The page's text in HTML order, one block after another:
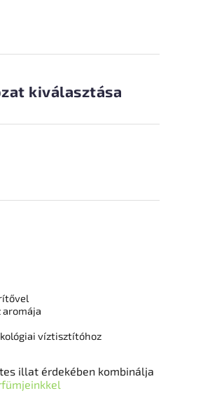
kiválasztása
aromája
víztisztítóhoz
illat érdekében kombinálja